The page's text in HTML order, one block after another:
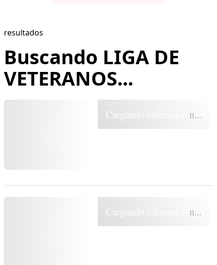
resultados
Buscando LIGA DE
VETERANOS...
Cargando información...
Cargando información...